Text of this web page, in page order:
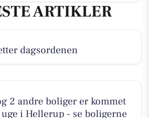
ARTIKLER
dagsordenen
2 andre boliger er kommet
i Hellerup - se boligerne